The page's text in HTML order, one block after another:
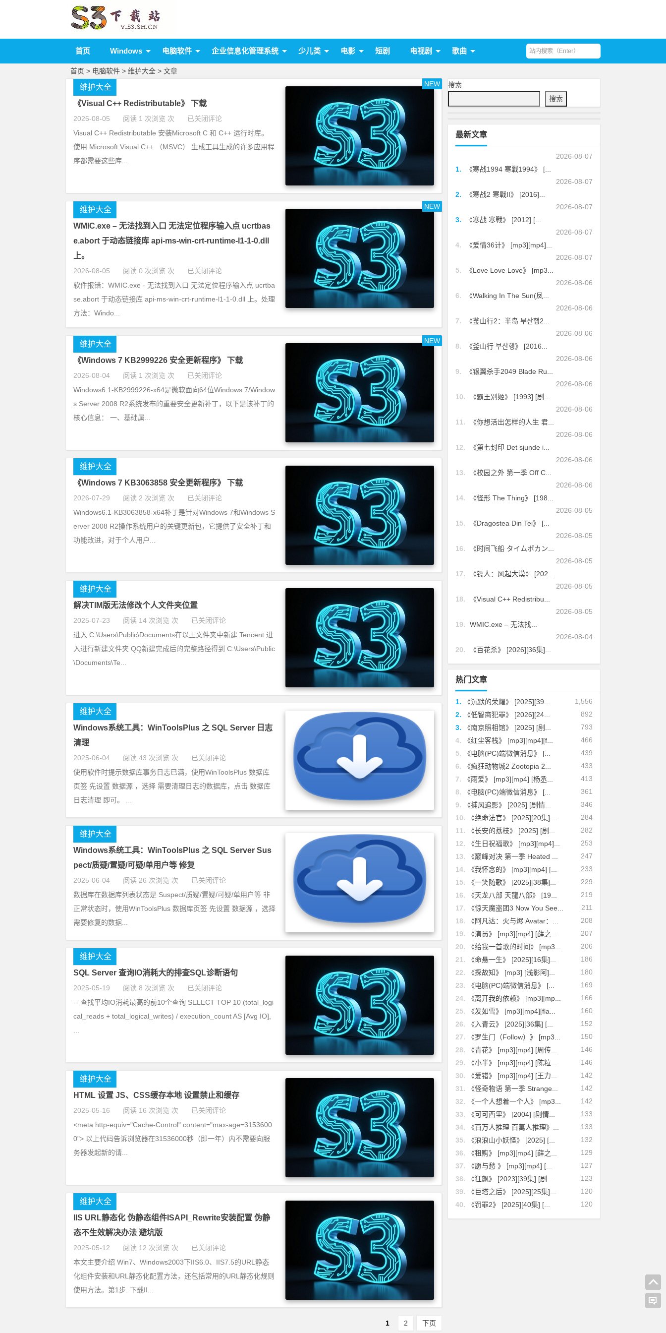
首页 Windows 电脑软件 企业信息化管理系统 少儿类 电影 短剧 电视剧 歌曲
首页 > 电脑软件 > 维护大全 > 文章
NEW
《Visual C++ Redistributable》 下载
2026-08-05 阅读 1 次浏览 次 已关闭评论
维护大全
Visual C++ Redistributable 安装Microsoft C 和 C++ 运行时库。
使用 Microsoft Visual C++ （MSVC） 生成工具生成的许多应用程
序都需要这些库...
NEW
WMIC.exe – 无法找到入口 无法定位程序输入点 ucrtbas
e.abort 于动态链接库 api-ms-win-crt-runtime-l1-1-0.dll
上。
2026-08-05 阅读 0 次浏览 次 已关闭评论
维护大全
软件报错：WMIC.exe - 无法找到入口 无法定位程序输入点 ucrtba
se.abort 于动态链接库 api-ms-win-crt-runtime-l1-1-0.dll 上。处理
方法：Windo...
NEW
《Windows 7 KB2999226 安全更新程序》 下载
2026-08-04 阅读 1 次浏览 次 已关闭评论
维护大全
Windows6.1-KB2999226-x64是微软面向64位Windows 7/Window
s Server 2008 R2系统发布的重要安全更新补丁，以下是该补丁的
核心信息： 一、基础属...
《Windows 7 KB3063858 安全更新程序》 下载
2026-07-29 阅读 2 次浏览 次 已关闭评论
维护大全
Windows6.1-KB3063858-x64补丁是针对Windows 7和Windows S
erver 2008 R2操作系统用户的关键更新包，它提供了安全补丁和
功能改进，对于个人用户...
解决TIM版无法修改个人文件夹位置
2025-07-23 阅读 14 次浏览 次 已关闭评论
维护大全
进入 C:\Users\Public\Documents在以上文件夹中新建 Tencent 进
入进行新建文件夹 QQ新建完成后的完整路径得到 C:\Users\Public
\Documents\Te...
Windows系统工具：WinToolsPlus 之 SQL Server 日志
清理
2025-06-04 阅读 43 次浏览 次 已关闭评论
维护大全
使用软件时提示数据库事务日志已满，使用WinToolsPlus 数据库
页签 先设置 数据源 ，选择 需要清理日志的数据库，点击 数据库
日志清理 即可。 ...
Windows系统工具：WinToolsPlus 之 SQL Server Sus
pect/质疑/置疑/可疑/单用户等 修复
2025-06-04 阅读 26 次浏览 次 已关闭评论
维护大全
数据库在数据库列表状态是 Suspect/质疑/置疑/可疑/单用户等 非
正常状态时，使用WinToolsPlus 数据库页签 先设置 数据源 ，选择
需要修复的数据...
SQL Server 查询IO消耗大的排查SQL诊断语句
2025-05-19 阅读 8 次浏览 次 已关闭评论
维护大全
-- 查找平均IO消耗最高的前10个查询 SELECT TOP 10 (total_logi
cal_reads + total_logical_writes) / execution_count AS [Avg IO],
HTML 设置 JS、CSS缓存本地 设置禁止和缓存
2025-05-16 阅读 16 次浏览 次 已关闭评论
维护大全
<meta http-equiv="Cache-Control" content="max-age=3153600
0"> 以上代码告诉浏览器在31536000秒（即一年）内不需要向服
务器发起新的请...
IIS URL静态化 伪静态组件ISAPI_Rewrite安装配置 伪静
态不生效解决办法 避坑版
2025-05-12 阅读 12 次浏览 次 已关闭评论
维护大全
本文主要介绍 Win7、Windows2003下IIS6.0、IIS7.5的URL静态
化组件安装和URL静态化配置方法，还包括常用的URL静态化规则
使用方法。第1步. 下载II...
1 2 下页
搜索
搜索
最新文章
2026-08-07
1.
《寒战1994 寒戰1994》 [...
2026-08-07
2.
《寒战2 寒戰II》 [2016]...
2026-08-07
3.
《寒战 寒戰》 [2012] [...
2026-08-07
4.
《爱情36计》 [mp3][mp4]...
2026-08-07
5.
《Love Love Love》 [mp3...
2026-08-06
6.
《Walking In The Sun(凤...
2026-08-06
7.
《釜山行2：半岛 부산행2...
2026-08-06
8.
《釜山行 부산행》 [2016...
2026-08-06
9.
《银翼杀手2049 Blade Ru...
2026-08-06
10.
《霸王别姬》 [1993] [剧...
2026-08-06
11.
《你想活出怎样的人生 君...
2026-08-06
12.
《第七封印 Det sjunde i...
2026-08-06
13.
《校园之外 第一季 Off C...
2026-08-06
14.
《怪形 The Thing》 [198...
2026-08-05
15.
《Dragostea Din Tei》 [...
2026-08-05
16.
《时间飞船 タイムボカン...
2026-08-05
17.
《镖人：风起大漠》 [202...
2026-08-05
18.
《Visual C++ Redistribu...
2026-08-05
19.
WMIC.exe – 无法找...
2026-08-04
20.
《百花杀》 [2026][36集]...
热门文章
1,556
1.
《沉默的荣耀》 [2025][39...
892
2.
《低智商犯罪》 [2026][24...
793
3.
《南京照相馆》 [2025] [剧...
466
4.
《红尘客栈》 [mp3][mp4][f...
439
5.
《电脑(PC)端微信消息》 [...
433
6.
《疯狂动物城2 Zootopia 2...
413
7.
《雨爱》 [mp3][mp4] [杨丞...
361
8.
《电脑(PC)端微信消息》 [...
346
9.
《捕风追影》 [2025] [剧情...
284
10.
《绝命法官》 [2025][20集]...
282
11.
《长安的荔枝》 [2025] [剧...
253
12.
《生日祝福歌》 [mp3][mp4]...
247
13.
《巅峰对决 第一季 Heated ...
233
14.
《我怀念的》 [mp3][mp4] [...
229
15.
《一笑随歌》 [2025][38集]...
219
16.
《天龙八部 天龍八部》 [19...
211
17.
《惊天魔盗团3 Now You See...
208
18.
《阿凡达：火与烬 Avatar：...
207
19.
《演员》 [mp3][mp4] [薛之...
206
20.
《给我一首歌的时间》 [mp3...
186
21.
《命悬一生》 [2025][16集]...
180
22.
《探故知》 [mp3] [浅影阿]...
169
23.
《电脑(PC)端微信消息》 [...
166
24.
《离开我的依赖》 [mp3][mp...
160
25.
《发如雪》 [mp3][mp4][fla...
152
26.
《入青云》 [2025][36集] [...
150
27.
《罗生门（Follow）》 [mp3...
146
28.
《青花》 [mp3][mp4] [周传...
146
29.
《小半》 [mp3][mp4] [陈粒...
142
30.
《爱错》 [mp3][mp4] [王力...
142
31.
《怪奇物语 第一季 Strange...
142
32.
《一个人想着一个人》 [mp3...
133
33.
《可可西里》 [2004] [剧情...
133
34.
《百万人推理 百萬人推理》...
132
35.
《浪浪山小妖怪》 [2025] [...
129
36.
《租购》 [mp3][mp4] [薛之...
127
37.
《愿与愁 》 [mp3][mp4] [...
123
38.
《狂飙》 [2023][39集] [剧...
120
39.
《巨塔之后》 [2025][25集]...
120
40. 《罚罪2》 [2025][40集] [...